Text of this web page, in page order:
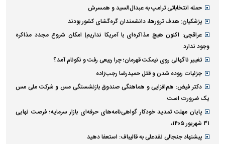
حمله انتخاباتی ترامپ به عبدال‌السید و همسرش
پزشکیان: هدف ترورها، دانشمندان گره‌گشای کشور بودند
عراقچی: اکنون هیچ مذاکره‌ای با آمریکا نداریم| امکان شروع مجدد مذاکره
وجود ندارد
تغییر ناگهانی روی نیمکت قهرمان؛ چرا ربیعی رفت و نکونام آمد؟
جزئیات ربوده شدن و قتل حمیدرضا رجب‌زاده
دکتر فیض: هم‌افزایی و هماهنگی صندوق بازنشستگی مس و شرکت ملی مس
یک ضرورت است
پایان مهلت تمدید خودکار گواهی‌نامه‌های حرفه‌ای بازار سرمایه؛ فرصت نهایی
۳۱ شهریور ۱۴۰۵،
پیشنهاد جنجالی نقدعلی به قالیباف: استعفا دهید